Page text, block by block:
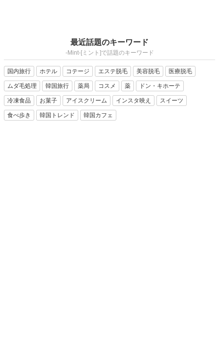
最近話題のキーワード
-Mint-[ミント]で話題のキーワード
国内旅行 ホテル コテージ エステ脱毛 美容脱毛 医療脱毛
ムダ毛処理 韓国旅行 薬局 コスメ 薬 ドン・キホーテ
冷凍食品 お菓子 アイスクリーム インスタ映え スイーツ
食べ歩き 韓国トレンド 韓国カフェ